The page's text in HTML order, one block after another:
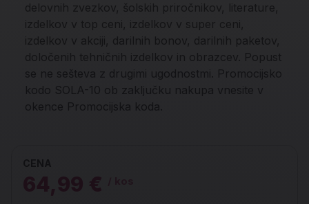
delovnih zvezkov, šolskih priročnikov, literature,
izdelkov v top ceni, izdelkov v super ceni,
izdelkov v akciji, darilnih bonov, darilnih paketov,
določenih tehničnih izdelkov in obrazcev. Popust
se ne sešteva z drugimi ugodnostmi. Promocijsko
kodo SOLA-10 ob zaključku nakupa vnesite v
okence Promocijska koda.
CENA
64,99 €